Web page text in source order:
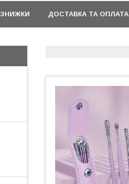
ЗНИЖКИ ДОСТАВКА ТА ОПЛАТА